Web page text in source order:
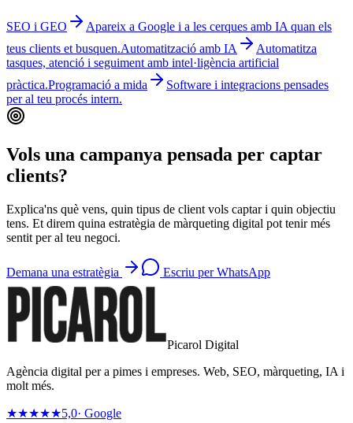
SEO i GEO
Apareix a Google i a les cerques amb IA quan els
teus clients et busquen.Automatització amb IA
Automatitza
tasques, atenció i seguiment amb intel·ligència artificial
pràctica.Programació a mida
Software i integracions pensades
per al teu procés intern.
Vols una campanya pensada per captar
clients?
Explica'ns què vens, quin tipus de client vols captar i quin objectiu
tens. Et direm quina estratègia de màrqueting digital pot tenir més
sentit per al teu negoci.
Demana una estratègia Escriu per WhatsApp
Picarol Digital
Agència digital per a pimes i empreses. Web, SEO, màrqueting, IA i
molt més.
★★★★★5,0· Google